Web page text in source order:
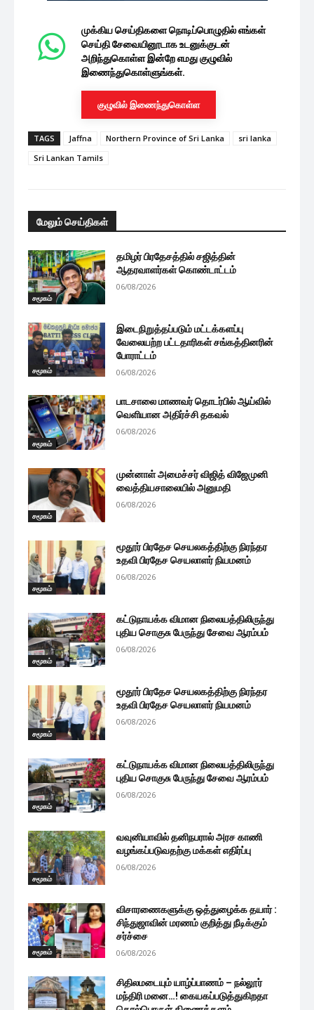
முக்கிய செய்திகளை நொடிப்பொழுதில் எங்கள்
செய்தி சேவையினூடாக உடனுக்குடன்
அறிந்துகொள்ள இன்றே எமது குழுவில்
இணைந்துகொள்ளுங்கள்.
குழுவில் இணைந்துகொள்ள
TAGS Jaffna Northern Province of Sri Lanka
sri lanka
Sri Lankan Tamils
மேலும் செய்திகள்
சமூகம்
தமிழர் பிரதேசத்தில் சஜித்தின்
ஆதரவாளர்கள் கொண்டாட்டம்
06/08/2026
சமூகம்
இடைநிறுத்தப்படும் மட்டக்களப்பு
வேலையற்ற பட்டதாரிகள் சங்கத்தினரின்
போராட்டம்
06/08/2026
சமூகம்
பாடசாலை மாணவர் தொடர்பில் ஆய்வில்
வெளியான அதிர்ச்சி தகவல்
06/08/2026
சமூகம்
முன்னாள் அமைச்சர் விஜித் விஜேமுனி
வைத்தியசாலையில் அனுமதி
06/08/2026
சமூகம்
மூதூர் பிரதேச செயலகத்திற்கு நிரந்தர
உதவி பிரதேச செயலாளர் நியமனம்
06/08/2026
சமூகம்
கட்டுநாயக்க விமான நிலையத்திலிருந்து
புதிய சொகுசு பேருந்து சேவை ஆரம்பம்
06/08/2026
சமூகம்
மூதூர் பிரதேச செயலகத்திற்கு நிரந்தர
உதவி பிரதேச செயலாளர் நியமனம்
06/08/2026
சமூகம்
கட்டுநாயக்க விமான நிலையத்திலிருந்து
புதிய சொகுசு பேருந்து சேவை ஆரம்பம்
06/08/2026
சமூகம்
வவுனியாவில் தனிநபரால் அரச காணி
வழங்கப்படுவதற்கு மக்கள் எதிர்ப்பு
06/08/2026
சமூகம்
விசாரணைகளுக்கு ஒத்துழைக்க தயார் :
சிந்துஜாவின் மரணம் குறித்து நீடிக்கும்
சர்ச்சை
06/08/2026
சிதிலமடையும் யாழ்ப்பாணம் – நல்லூர்
மந்திரி மனை…! கையகப்படுத்துகிறதா